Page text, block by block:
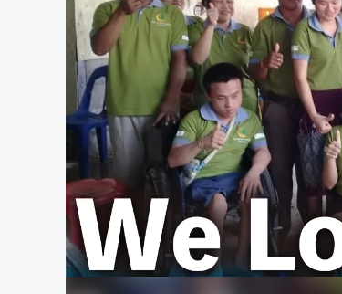
ビジネス・起業
まちづくり・地域活性化